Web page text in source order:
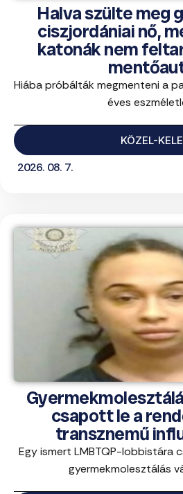
Halva szülte meg
ciszjordániai nő,
katonák nem
Hiába próbálták megmenteni a
éves
KÖZEL-
2026. 08. 7.
csapott le a
transznemű
Egy ismert LMBTQP-lobbistára
gyermekmolesztálás